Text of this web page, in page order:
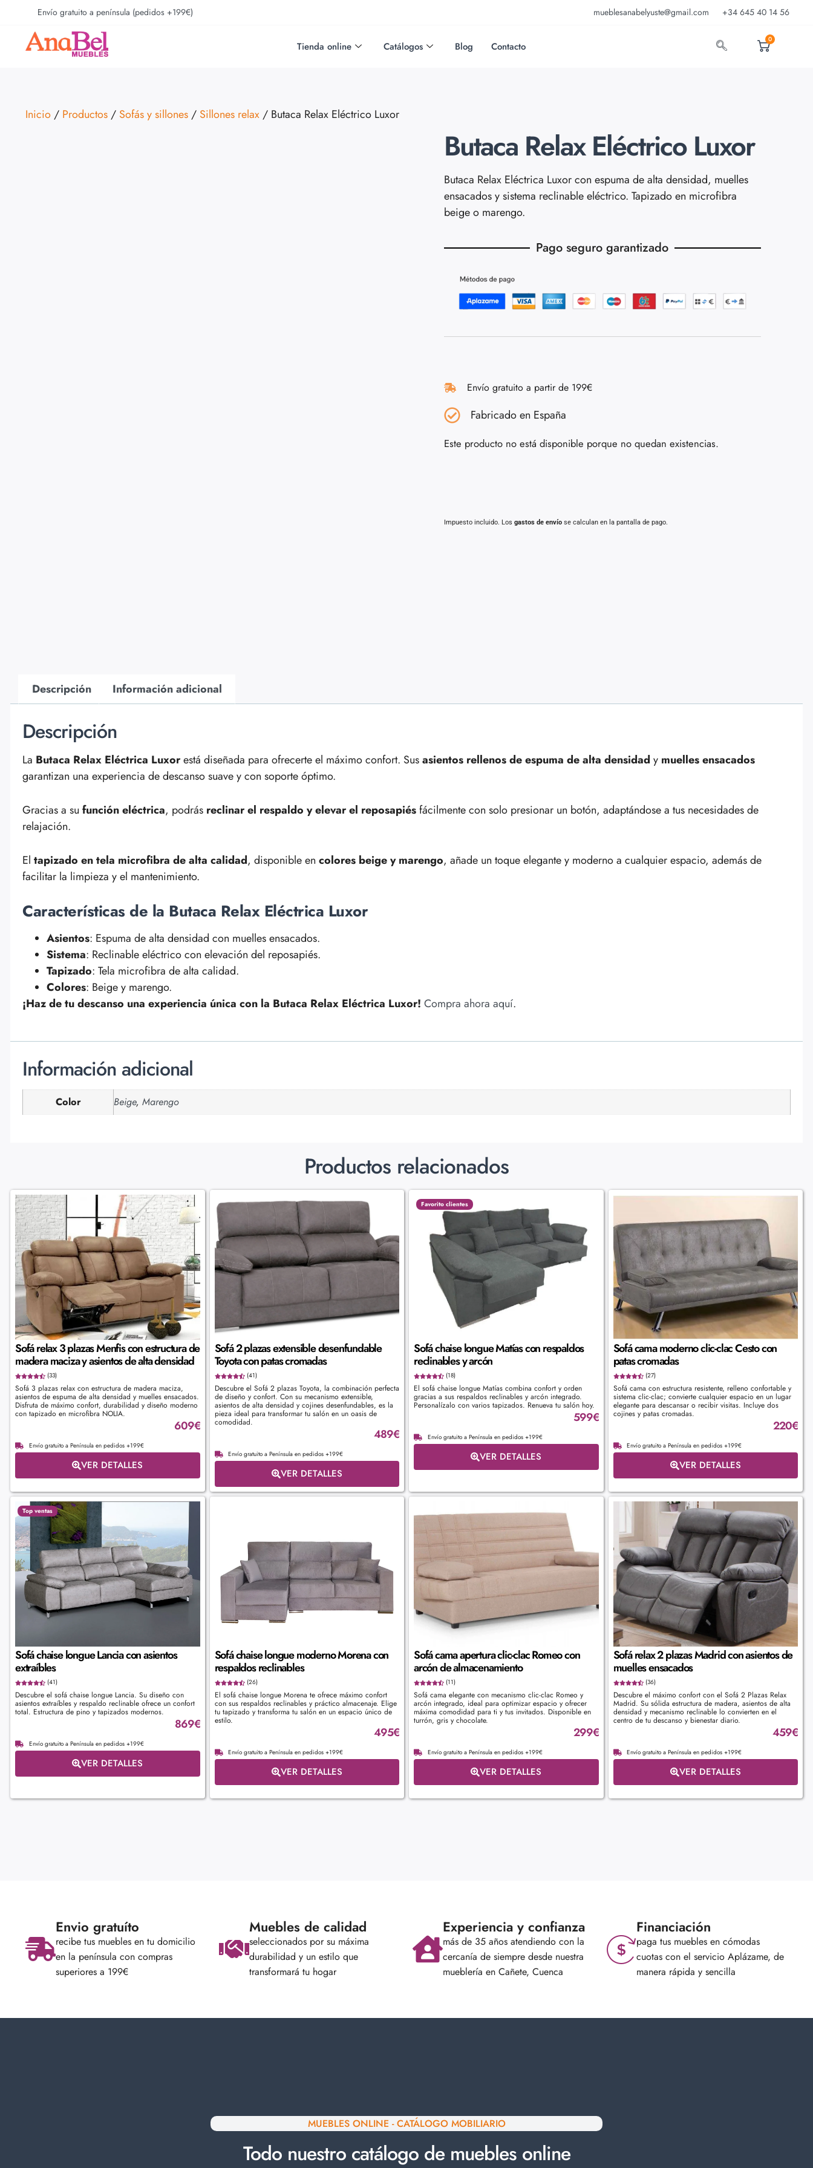
Envío gratuito a península (pedidos +199€) mueblesanabelyuste@gmail.com +34 645 40 14 56
Tienda online Catálogos Blog Contacto
0
Inicio / Productos / Sofás y sillones / Sillones relax / Butaca Relax Eléctrico Luxor
Butaca Relax Eléctrico Luxor
Butaca Relax Eléctrica Luxor con espuma de alta densidad, muelles
ensacados y sistema reclinable eléctrico. Tapizado en microfibra
beige o marengo.
Pago seguro garantizado
Envío gratuito a partir de 199€
Fabricado en España
Este producto no está disponible porque no quedan existencias.
Impuesto incluido. Los gastos de envío se calculan en la pantalla de pago.
Descripción Información adicional
Descripción
La Butaca Relax Eléctrica Luxorestá diseñada para ofrecerte el máximo confort. Susasientos rellenos de espuma de alta densidad y muelles ensacados
garantizan una experiencia de descanso suave y con soporte óptimo.
Gracias a su función eléctrica, podrás reclinar el respaldo y elevar el reposapiésfácilmente con solo presionar un botón, adaptándose a tus necesidades de
relajación.
El tapizado en tela microfibra de alta calidad, disponible en colores beige y marengo, añade un toque elegante y moderno a cualquier espacio, además de
facilitar la limpieza y el mantenimiento.
Características de la Butaca Relax Eléctrica Luxor
Asientos: Espuma de alta densidad con muelles ensacados.
Sistema: Reclinable eléctrico con elevación del reposapiés.
Tapizado: Tela microfibra de alta calidad.
Colores: Beige y marengo.
¡Haz de tu descanso una experiencia única con la Butaca Relax Eléctrica Luxor! Compra ahora aquí.
Información adicional
Color Beige, Marengo
Productos relacionados
Sofá relax 3 plazas Menfis con estructura de
madera maciza y asientos de alta densidad
(33)
Sofá 3 plazas relax con estructura de madera maciza,
asientos de espuma de alta densidad y muelles ensacados.
Disfruta de máximo confort, durabilidad y diseño moderno
con tapizado en microfibra NOLIA.
609€
Envío gratuito a Península en pedidos +199€
VER DETALLES
Sofá 2 plazas extensible desenfundable
Toyota con patas cromadas
(41)
Descubre el Sofá 2 plazas Toyota, la combinación perfecta
de diseño y confort. Con su mecanismo extensible,
asientos de alta densidad y cojines desenfundables, es la
pieza ideal para transformar tu salón en un oasis de
comodidad.
489€
Envío gratuito a Península en pedidos +199€
VER DETALLES
Favorito clientes
Sofá chaise longue Matías con respaldos
reclinables y arcón
(18)
El sofá chaise longue Matías combina confort y orden
gracias a sus respaldos reclinables y arcón integrado.
Personalízalo con varios tapizados. Renueva tu salón hoy.
599€
Envío gratuito a Península en pedidos +199€
VER DETALLES
Sofá cama moderno clic-clac Cesto con
patas cromadas
(27)
Sofá cama con estructura resistente, relleno confortable y
sistema clic-clac; convierte cualquier espacio en un lugar
elegante para descansar o recibir visitas. Incluye dos
cojines y patas cromadas.
220€
Envío gratuito a Península en pedidos +199€
VER DETALLES
Top ventas
Sofá chaise longue Lancia con asientos
extraíbles
(41)
Descubre el sofá chaise longue Lancia. Su diseño con
asientos extraíbles y respaldo reclinable ofrece un confort
total. Estructura de pino y tapizados modernos.
869€
Envío gratuito a Península en pedidos +199€
VER DETALLES
Sofá chaise longue moderno Morena con
respaldos reclinables
(26)
El sofá chaise longue Morena te ofrece máximo confort
con sus respaldos reclinables y práctico almacenaje. Elige
tu tapizado y transforma tu salón en un espacio único de
estilo.
495€
Envío gratuito a Península en pedidos +199€
VER DETALLES
Sofá cama apertura clic-clac Romeo con
arcón de almacenamiento
(11)
Sofá cama elegante con mecanismo clic-clac Romeo y
arcón integrado, ideal para optimizar espacio y ofrecer
máxima comodidad para ti y tus invitados. Disponible en
turrón, gris y chocolate.
299€
Envío gratuito a Península en pedidos +199€
VER DETALLES
Sofá relax 2 plazas Madrid con asientos de
muelles ensacados
(36)
Descubre el máximo confort con el Sofá 2 Plazas Relax
Madrid. Su sólida estructura de madera, asientos de alta
densidad y mecanismo reclinable lo convierten en el
centro de tu descanso y bienestar diario.
459€
Envío gratuito a Península en pedidos +199€
VER DETALLES
Envio gratuíto
recibe tus muebles en tu domicilio
en la península con compras
superiores a 199€
Muebles de calidad
seleccionados por su máxima
durabilidad y un estilo que
transformará tu hogar
Experiencia y confianza
más de 35 años atendiendo con la
cercanía de siempre desde nuestra
mueblería en Cañete, Cuenca
Financiación
paga tus muebles en cómodas
cuotas con el servicio Aplázame, de
manera rápida y sencilla
MUEBLES ONLINE - CATÁLOGO MOBILIARIO
Todo nuestro catálogo de muebles online